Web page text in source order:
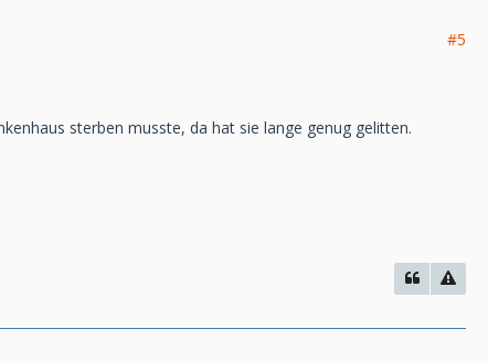
#5
sterben musste, da hat sie lange genug gelitten.